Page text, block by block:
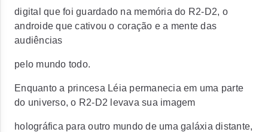
digital que foi guardado na memória do R2-D2, o
androide que cativou o coração e a mente das
audiências
pelo mundo todo.
Enquanto a princesa Léia permanecia em uma parte
do universo, o R2-D2 levava sua imagem
holográfica para outro mundo de uma galáxia distante,